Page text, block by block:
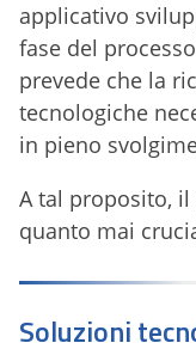
applicativo
fase del
prevede che la
tecnologiche
in pieno
A tal proposito,
quanto mai
Soluzioni